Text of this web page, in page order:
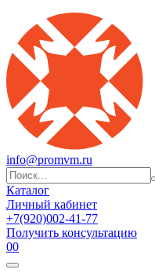
info@promvm.ru
Каталог
Личный кабинет
+7(920)002-41-77
Получить консультацию
00